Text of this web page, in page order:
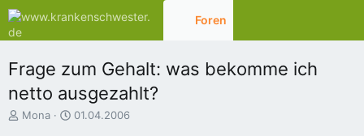
Foren
Frage zum Gehalt: was bekomme ich
netto ausgezahlt?
E
Mona
E
01.04.2006